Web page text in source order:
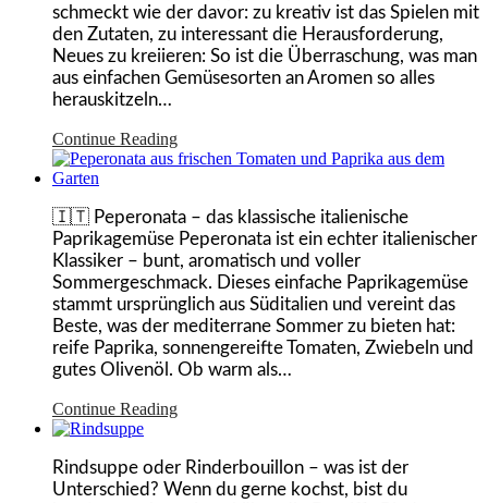
schmeckt wie der davor: zu kreativ ist das Spielen mit
den Zutaten, zu interessant die Herausforderung,
Neues zu kreiieren: So ist die Überraschung, was man
aus einfachen Gemüsesorten an Aromen so alles
herauskitzeln…
Continue Reading
🇮🇹 Peperonata – das klassische italienische
Paprikagemüse Peperonata ist ein echter italienischer
Klassiker – bunt, aromatisch und voller
Sommergeschmack. Dieses einfache Paprikagemüse
stammt ursprünglich aus Süditalien und vereint das
Beste, was der mediterrane Sommer zu bieten hat:
reife Paprika, sonnengereifte Tomaten, Zwiebeln und
gutes Olivenöl. Ob warm als…
Continue Reading
Rindsuppe oder Rinderbouillon – was ist der
Unterschied? Wenn du gerne kochst, bist du